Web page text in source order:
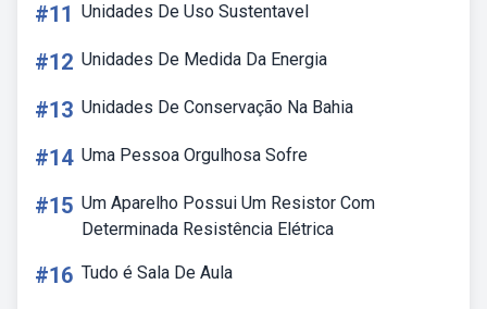
#11 Unidades De Uso Sustentavel
#12 Unidades De Medida Da Energia
#13 Unidades De Conservação Na Bahia
#14 Uma Pessoa Orgulhosa Sofre
#15 Um Aparelho Possui Um Resistor Com
Determinada Resistência Elétrica
#16 Tudo é Sala De Aula